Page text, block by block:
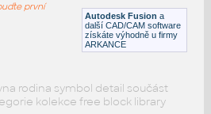
součásti Autodesk Fusion a
další CAD/CAM software
získáte výhodně u firmy
ARKANCE
první
rodina symbol detail součást
kolekce free block library